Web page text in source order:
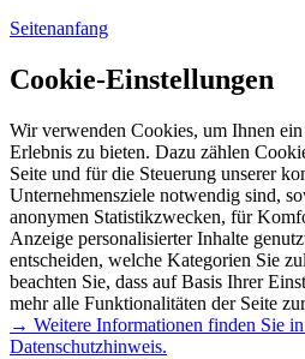
Seitenanfang
Cookie-Einstellungen
Wir verwenden Cookies, um Ihnen
Erlebnis zu bieten. Dazu zählen
Seite und für die Steuerung unserer
Unternehmensziele notwendig sind,
anonymen Statistikzwecken, für
Anzeige personalisierter Inhalte
entscheiden, welche Kategorien Sie
beachten Sie, dass auf Basis Ihrer
mehr alle Funktionalitäten der Seite
→ Weitere Informationen finden Sie in
Datenschutzhinweis.